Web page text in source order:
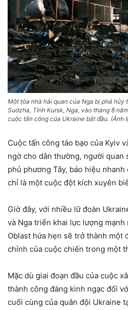
Một tòa nhà hải quan của Nga bị phá hủy
Sudzha, Tỉnh Kursk, Nga, vào tháng 8
cuộc tấn công của Ukraine bắt đầu. (Ảnh
Cuộc tấn công táo bạo của Kyiv
ngờ cho dân thường, người quan
phủ phương Tây, báo hiệu
chỉ là một cuộc đột kích xuyên
Giờ đây, với nhiều lữ đoàn
và Nga triển khai lực lượng mạnh
Oblast hứa hẹn sẽ trở thành một
chỉnh của cuộc chiến trong một
Mặc dù giai đoạn đầu của cuộc
thành công đáng kinh ngạc đối
cuối cùng của quân đội Ukraine